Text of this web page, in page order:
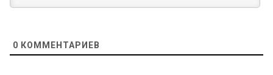
0 КОММЕНТАРИЕВ